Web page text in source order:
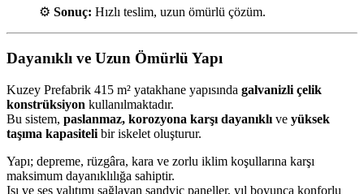
⚙️ Sonuç: Hızlı teslim, uzun ömürlü çözüm.
Dayanıklı ve Uzun Ömürlü Yapı
Kuzey Prefabrik 415 m² yatakhane yapısında galvanizli çelik
konstrüksiyon kullanılmaktadır.
Bu sistem, paslanmaz, korozyona karşı dayanıklı ve yüksek
taşıma kapasiteli bir iskelet oluşturur.
Yapı; depreme, rüzgâra, kara ve zorlu iklim koşullarına karşı
maksimum dayanıklılığa sahiptir.
Isı ve ses yalıtımı sağlayan sandviç paneller, yıl boyunca konforlu